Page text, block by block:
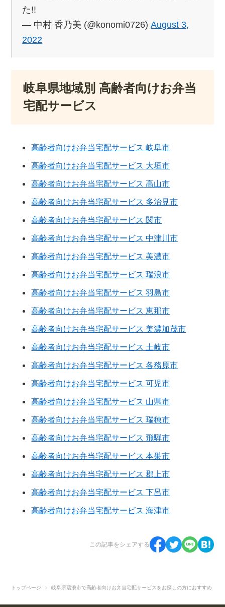
た!!
— 中村 香乃美 (@konomi0726)August 3,
2022
岐阜県地域別 高齢者向けお弁当
宅配サービス
高齢者向けお弁当宅配サービス 岐阜市
高齢者向けお弁当宅配サービス 大垣市
高齢者向けお弁当宅配サービス 高山市
高齢者向けお弁当宅配サービス 多治見市
高齢者向けお弁当宅配サービス 関市
高齢者向けお弁当宅配サービス 中津川市
高齢者向けお弁当宅配サービス 美濃市
高齢者向けお弁当宅配サービス 瑞浪市
高齢者向けお弁当宅配サービス 羽島市
高齢者向けお弁当宅配サービス 恵那市
高齢者向けお弁当宅配サービス 美濃加茂市
高齢者向けお弁当宅配サービス 土岐市
高齢者向けお弁当宅配サービス 各務原市
高齢者向けお弁当宅配サービス 可児市
高齢者向けお弁当宅配サービス 山県市
高齢者向けお弁当宅配サービス 瑞穂市
高齢者向けお弁当宅配サービス 飛騨市
高齢者向けお弁当宅配サービス 本巣市
高齢者向けお弁当宅配サービス 郡上市
高齢者向けお弁当宅配サービス 下呂市
高齢者向けお弁当宅配サービス 海津市
この記事をシェアする
トップページ 岐阜県瑞浪市で高齢者向けお弁当宅配サービスをお探しの方におすすめ